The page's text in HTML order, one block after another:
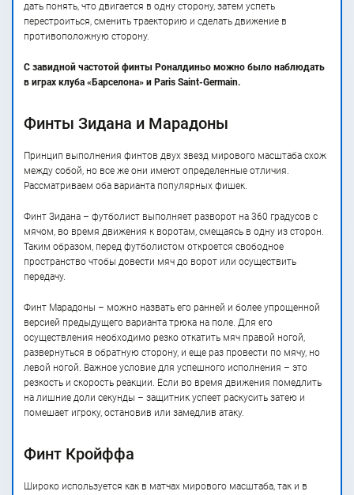
дать понять, что двигается в одну сторону, затем успеть
перестроиться, сменить траекторию и сделать движение в
противоположную сторону.
С завидной частотой финты Роналдиньо можно было наблюдать
в играх клуба «Барселона» и Paris Saint-Germain.
Финты Зидана и Марадоны
Принцип выполнения финтов двух звезд мирового масштаба схож
между собой, но все же они имеют определенные отличия.
Рассматриваем оба варианта популярных фишек.
Финт Зидана – футболист выполняет разворот на 360 градусов с
мячом, во время движения к воротам, смещаясь в одну из сторон.
Таким образом, перед футболистом откроется свободное
пространство чтобы довести мяч до ворот или осуществить
передачу.
Финт Марадоны – можно назвать его ранней и более упрощенной
версией предыдущего варианта трюка на поле. Для его
осуществления необходимо резко откатить мяч правой ногой,
развернуться в обратную сторону, и еще раз провести по мячу, но
левой ногой. Важное условие для успешного исполнения – это
резкость и скорость реакции. Если во время движения помедлить
на лишние доли секунды – защитник успеет раскусить затею и
помешает игроку, остановив или замедлив атаку.
Финт Кройффа
Широко используется как в матчах мирового масштаба, так и в